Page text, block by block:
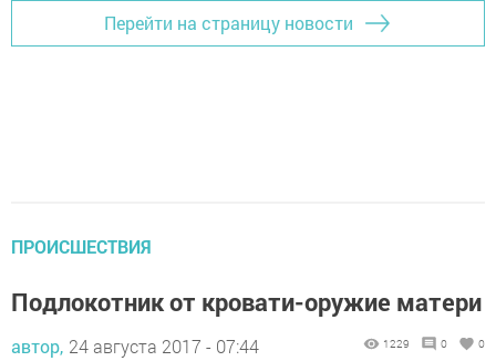
Перейти на страницу новости
ПРОИСШЕСТВИЯ
Подлокотник от кровати-оружие матери
автор, 24 августа 2017 - 07:44 1229 0 0